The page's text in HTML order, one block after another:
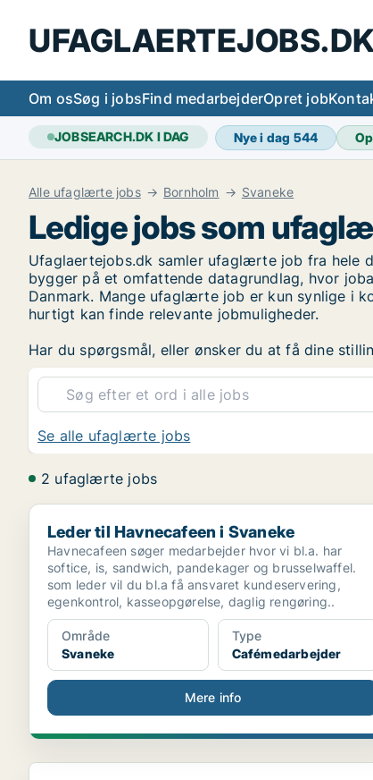
Om osSøg i jobsFind medarbejderOpret job
JOBSEARCH.DK I DAG Nye i dag 544
Alle ufaglærte jobs Bornholm Svaneke
Ledige jobs som
Ufaglaertejobs.dk samler ufaglærte job fra hele
bygger på et omfattende datagrundlag, hvor
Danmark. Mange ufaglærte job er kun synlige i
hurtigt kan finde relevante jobmuligheder.
Har du spørgsmål, eller ønsker du at få dine
Se alle ufaglærte jobs
2 ufaglærte jobs
Leder til Havnecafeen i Svaneke
Leder til Havnecafeen i Svaneke
Havnecafeen søger medarbejder hvor vi bl.a. har
softice, is, sandwich, pandekager og brusselwaffel.
som leder vil du bl.a få ansvaret kundeservering,
egenkontrol, kasseopgørelse, daglig rengøring..
Område
Svaneke
Type
Cafémedarbejder
Mere info